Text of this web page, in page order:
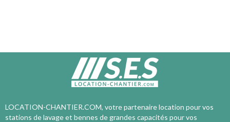
LOCATION-CHANTIER.COM, votre partenaire location pour vos
stations de lavage et bennes de grandes capacités pour vos